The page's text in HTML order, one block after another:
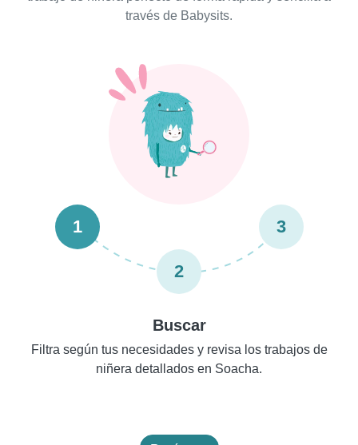
través de Babysits.
1
2
3
Buscar
Filtra según tus necesidades y revisa los trabajos de
niñera detallados en Soacha.